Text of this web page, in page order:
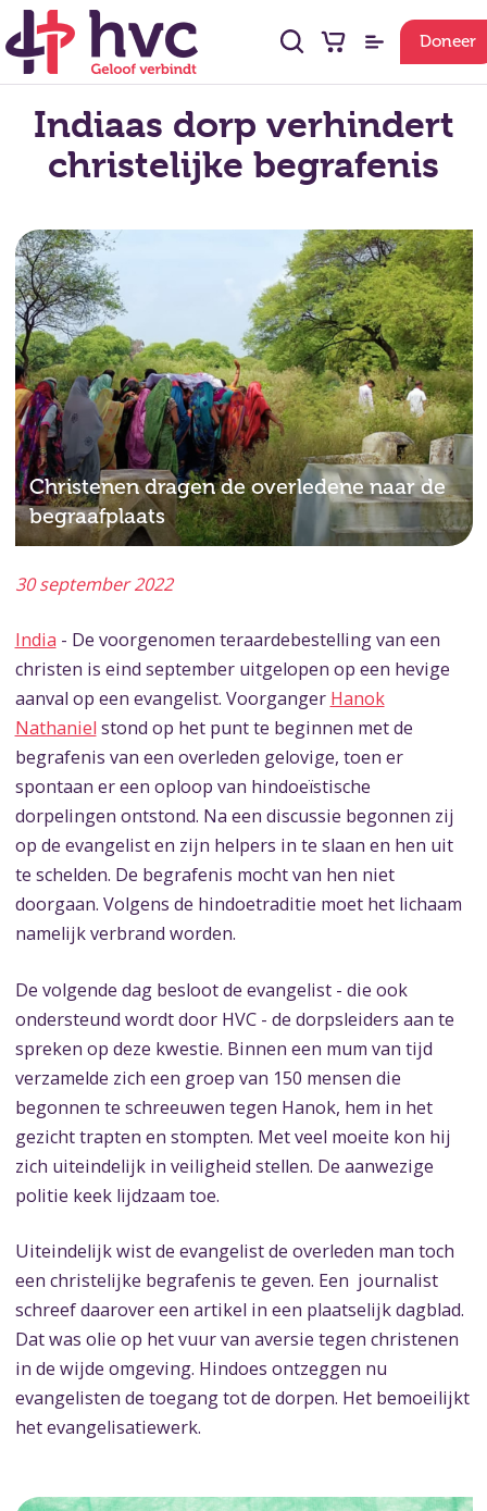
Doneer
Indiaas dorp verhindert
christelijke begrafenis
Christenen dragen de overledene naar de
begraafplaats
30 september 2022
India - De voorgenomen teraardebestelling van een
christen is eind september uitgelopen op een hevige
aanval op een evangelist. Voorganger Hanok
Nathaniel stond op het punt te beginnen met de
begrafenis van een overleden gelovige, toen er
spontaan er een oploop van hindoeïstische
dorpelingen ontstond. Na een discussie begonnen zij
op de evangelist en zijn helpers in te slaan en hen uit
te schelden. De begrafenis mocht van hen niet
doorgaan. Volgens de hindoetraditie moet het lichaam
namelijk verbrand worden.
De volgende dag besloot de evangelist - die ook
ondersteund wordt door HVC - de dorpsleiders aan te
spreken op deze kwestie. Binnen een mum van tijd
verzamelde zich een groep van 150 mensen die
begonnen te schreeuwen tegen Hanok, hem in het
gezicht trapten en stompten. Met veel moeite kon hij
zich uiteindelijk in veiligheid stellen. De aanwezige
politie keek lijdzaam toe.
Uiteindelijk wist de evangelist de overleden man toch
een christelijke begrafenis te geven. Een journalist
schreef daarover een artikel in een plaatselijk dagblad.
Dat was olie op het vuur van aversie tegen christenen
in de wijde omgeving. Hindoes ontzeggen nu
evangelisten de toegang tot de dorpen. Het bemoeilijkt
het evangelisatiewerk.